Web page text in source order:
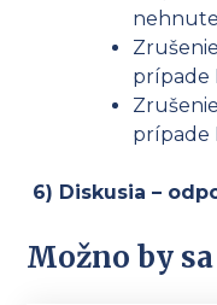
prípade
prípade
6) Diskusia –
Možno by